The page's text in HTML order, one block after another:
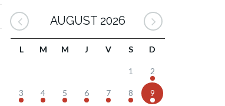
AUGUST 2026
L M M J V S D
1 2
3 4 5 6 7 8 9